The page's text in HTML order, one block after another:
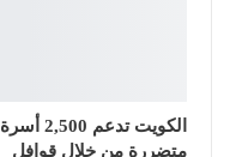
الكويت تدعم 2,500 أسرة
متضررة من خلال قوافل